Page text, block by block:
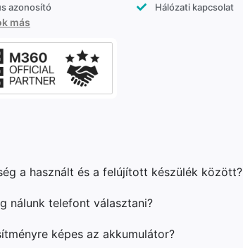
azonosító
Hálózati kapcsolat
más
a használt és a felújított készülék között?
nálunk telefont választani?
képes az akkumulátor?